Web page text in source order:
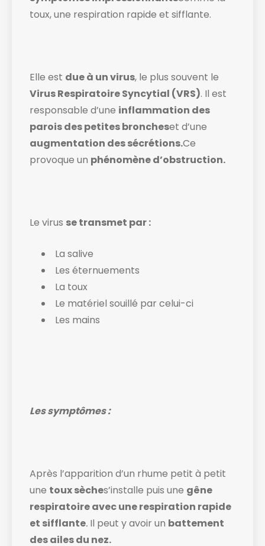
toux, une respiration rapide et sifflante.
Elle est due à un virus, le plus souvent le
Virus Respiratoire Syncytial (VRS). Il est
responsable d’une inflammation des
parois des petites broncheset d’une
augmentation des sécrétions.Ce
provoque un phénomène d’obstruction.
Le virus se transmet par :
La salive
Les éternuements
La toux
Le matériel souillé par celui-ci
Les mains
Les symptômes :
Après l’apparition d’un rhume petit à petit
une toux sèches’installe puis une gêne
respiratoire avec une respiration rapide
et sifflante. Il peut y avoir un battement
des ailes du nez.